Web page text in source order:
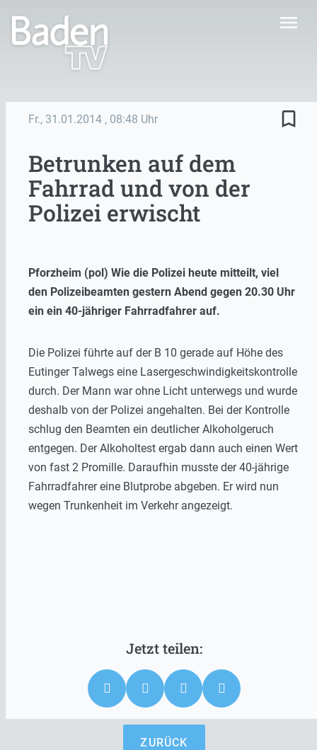
menu
Fr., 31.01.2014 , 08:48 Uhr bookmark_border
Betrunken auf dem
Fahrrad und von der
Polizei erwischt
Pforzheim (pol) Wie die Polizei heute mitteilt, viel
den Polizeibeamten gestern Abend gegen 20.30 Uhr
ein ein 40-jähriger Fahrradfahrer auf.
Die Polizei führte auf der B 10 gerade auf Höhe des
Eutinger Talwegs eine Lasergeschwindigkeitskontrolle
durch. Der Mann war ohne Licht unterwegs und wurde
deshalb von der Polizei angehalten. Bei der Kontrolle
schlug den Beamten ein deutlicher Alkoholgeruch
entgegen. Der Alkoholtest ergab dann auch einen Wert
von fast 2 Promille. Daraufhin musste der 40-jährige
Fahrradfahrer eine Blutprobe abgeben. Er wird nun
wegen Trunkenheit im Verkehr angezeigt.
ZURÜCK